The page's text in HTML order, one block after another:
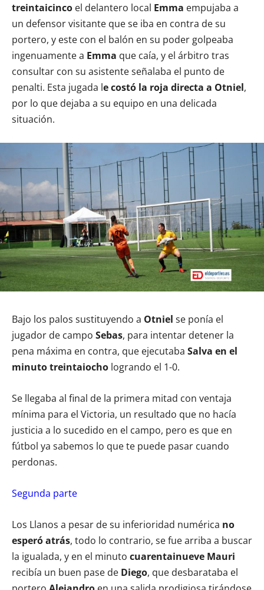
treintaicinco el delantero local Emma empujaba a
un defensor visitante que se iba en contra de su
portero, y este con el balón en su poder golpeaba
ingenuamente a Emma que caía, y el árbitro tras
consultar con su asistente señalaba el punto de
penalti. Esta jugada le costó la roja directa a Otniel,
por lo que dejaba a su equipo en una delicada
situación.
Bajo los palos sustituyendo a Otniel se ponía el
jugador de campo Sebas, para intentar detener la
pena máxima en contra, que ejecutaba Salva en el
minuto treintaiocho logrando el 1-0.
Se llegaba al final de la primera mitad con ventaja
mínima para el Victoria, un resultado que no hacía
justicia a lo sucedido en el campo, pero es que en
fútbol ya sabemos lo que te puede pasar cuando
perdonas.
Segunda parte
Los Llanos a pesar de su inferioridad numérica no
esperó atrás, todo lo contrario, se fue arriba a buscar
la igualada, y en el minuto cuarentainueve Mauri
recibía un buen pase de Diego, que desbarataba el